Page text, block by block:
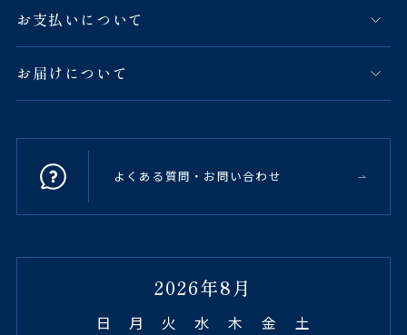
お支払いについて
お届けについて
よくある質問・お問い合わせ
2026年8月
日 月 火 水 木 金 土